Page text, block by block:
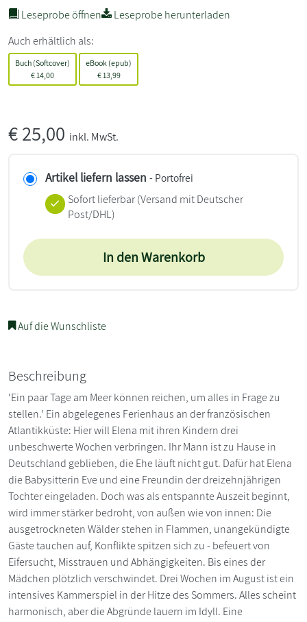
Leseprobe öffnen
Leseprobe herunterladen
Auch erhältlich als:
Buch (Softcover)
€ 14,00
eBook (epub)
€13,99
€25,00 inkl. MwSt.
Artikel liefern lassen - Portofrei
Sofort lieferbar(Versand mit Deutscher
Post/DHL)
In den Warenkorb
Auf die Wunschliste
Beschreibung
'Ein paar Tage am Meer können reichen, um alles in Frage zu
stellen.' Ein abgelegenes Ferienhaus an der französischen
Atlantikküste: Hier will Elena mit ihren Kindern drei
unbeschwerte Wochen verbringen. Ihr Mann ist zu Hause in
Deutschland geblieben, die Ehe läuft nicht gut. Dafür hat Elena
die Babysitterin Eve und eine Freundin der dreizehnjährigen
Tochter eingeladen. Doch was als entspannte Auszeit beginnt,
wird immer stärker bedroht, von außen wie von innen: Die
ausgetrockneten Wälder stehen in Flammen, unangekündigte
Gäste tauchen auf, Konflikte spitzen sich zu - befeuert von
Eifersucht, Misstrauen und Abhängigkeiten. Bis eines der
Mädchen plötzlich verschwindet. Drei Wochen im August ist ein
intensives Kammerspiel in der Hitze des Sommers. Alles scheint
harmonisch, aber die Abgründe lauern im Idyll. Eine